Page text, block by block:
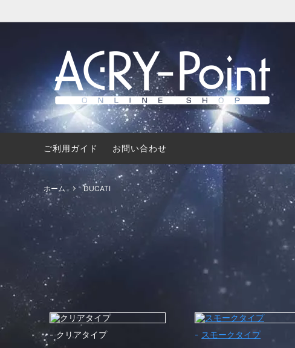
YAMAHA HONDA
DUCATI
クリアタイプ スモークタイプ
ライトシールド
ご利用ガイド お問い合わせ
ホーム DUCATI
クリアタイプ スモークタイプ